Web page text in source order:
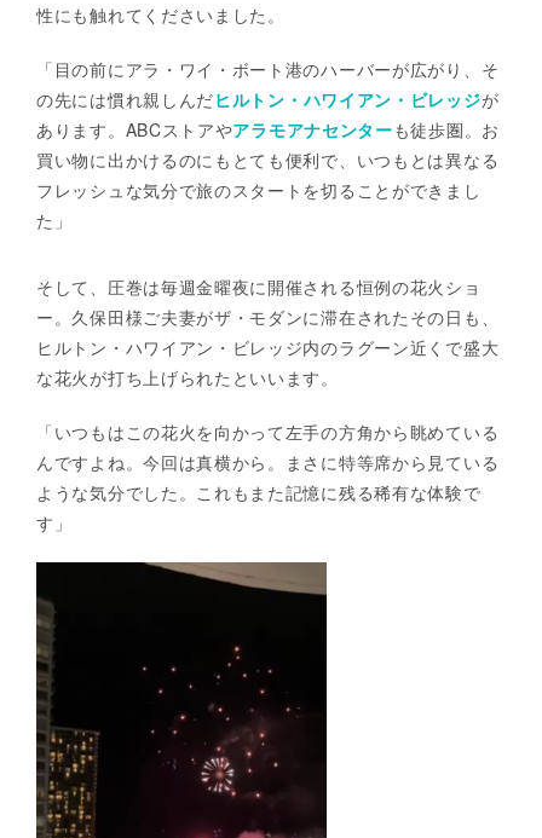
性にも触れてくださいました。
「目の前にアラ・ワイ・ボート港のハーバーが広がり、そ
の先には慣れ親しんだヒルトン・ハワイアン・ビレッジが
あります。ABCストアやアラモアナセンターも徒歩圏。お
買い物に出かけるのにもとても便利で、いつもとは異なる
フレッシュな気分で旅のスタートを切ることができまし
た」
そして、圧巻は毎週金曜夜に開催される恒例の花火ショ
ー。久保田様ご夫妻がザ・モダンに滞在されたその日も、
ヒルトン・ハワイアン・ビレッジ内のラグーン近くで盛大
な花火が打ち上げられたといいます。
「いつもはこの花火を向かって左手の方角から眺めている
んですよね。今回は真横から。まさに特等席から見ている
ような気分でした。これもまた記憶に残る稀有な体験で
す」
画
プ
レ
ー
ヤ
ー